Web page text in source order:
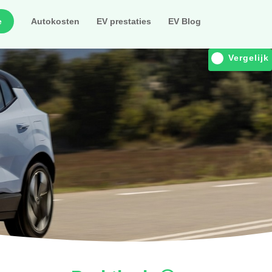
Autokosten EV prestaties EV Blog
Vergelijk